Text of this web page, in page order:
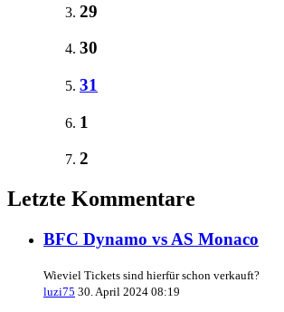
29
30
31
1
2
Letzte Kommentare
BFC Dynamo vs AS Monaco
Wieviel Tickets sind hierfür schon verkauft?
luzi75 30. April 2024 08:19